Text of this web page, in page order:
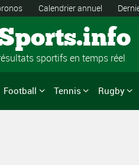
Calendrier annuel
sportifs en temps réel
Football Tennis Rugby